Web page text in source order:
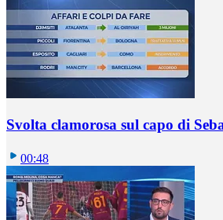
Svolta clamorosa sul capo di
00:48